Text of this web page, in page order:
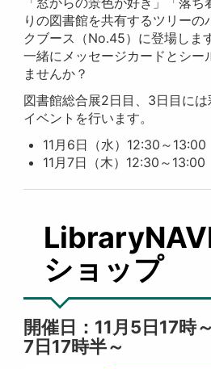
りの図書館を共有するツリーの
クブース（No.45）に登場しま
一緒にメッセージカードとシー
ませんか？
図書館総合展2日目、3日目に
イベントを行います。
11月6日（水）12:30～13:00
11月7日（木）12:30～13:00
ショップ
開催日：11月5日17時
7日17時半～